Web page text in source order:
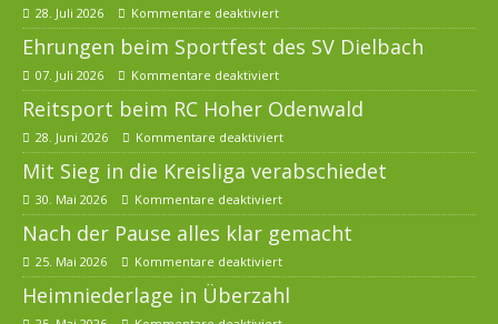
28. Juli 2026 Kommentare deaktiviert
Ehrungen beim Sportfest des SV Dielbach
07. Juli 2026 Kommentare deaktiviert
Reitsport beim RC Hoher Odenwald
28. Juni 2026 Kommentare deaktiviert
Mit Sieg in die Kreisliga verabschiedet
30. Mai 2026 Kommentare deaktiviert
Nach der Pause alles klar gemacht
25. Mai 2026 Kommentare deaktiviert
Heimniederlage in Überzahl